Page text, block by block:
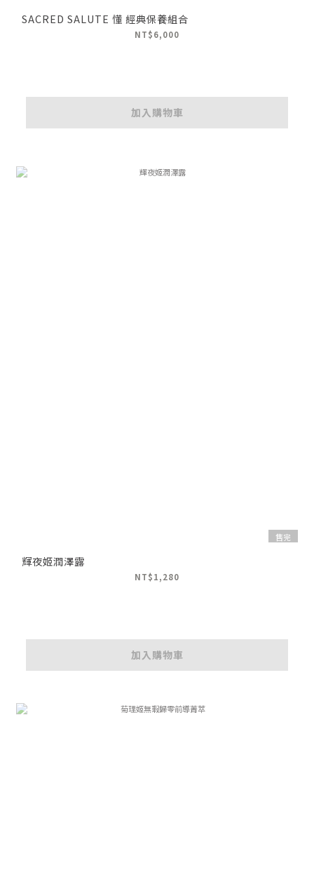
SACRED SALUTE 懂 經典保養組合
NT$6,000
加入購物車
售完
輝夜姬潤澤露
NT$1,280
加入購物車